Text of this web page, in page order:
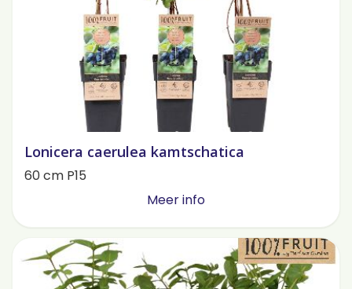
Lonicera caerulea kamtschatica
60 cm P15
Meer info